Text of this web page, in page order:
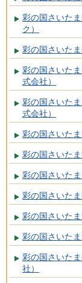
彩の国さいた
ク）
彩の国さいた
彩の国さいた
式会社）
彩の国さいた
式会社）
彩の国さいた
彩の国さいた
彩の国さいた
彩の国さいた
彩の国さいた
彩の国さいた
彩の国さいた
社）